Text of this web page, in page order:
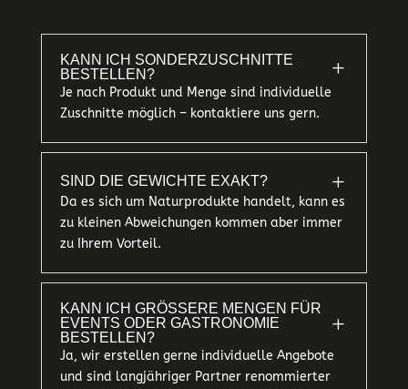
KANN ICH SONDERZUSCHNITTE
BESTELLEN?
L
Je nach Produkt und Menge sind individuelle
Zuschnitte möglich – kontaktiere uns gern.
SIND DIE GEWICHTE EXAKT? L
Da es sich um Naturprodukte handelt, kann es
zu kleinen Abweichungen kommen aber immer
zu Ihrem Vorteil.
KANN ICH GRÖSSERE MENGEN FÜR E
VENTS ODER GASTRONOMIE B
ESTELLEN?
L
Ja, wir erstellen gerne individuelle Angebote
und sind langjähriger Partner renommierter